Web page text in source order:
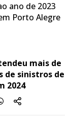
ano de 2023
Porto Alegre
mais de
de sinistros de
2024